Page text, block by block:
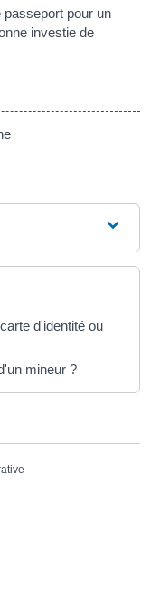
passeport pour un
investie de
d'identité ou
mineur ?